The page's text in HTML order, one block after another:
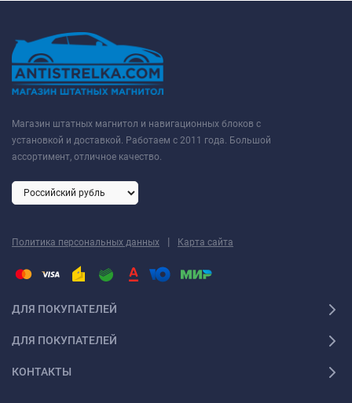
Магазин штатных магнитол и навигационных блоков с
установкой и доставкой. Работаем с 2011 года. Большой
ассортимент, отличное качество.
Политика персональных данных | Карта сайта
ДЛЯ ПОКУПАТЕЛЕЙ
ДЛЯ ПОКУПАТЕЛЕЙ
КОНТАКТЫ